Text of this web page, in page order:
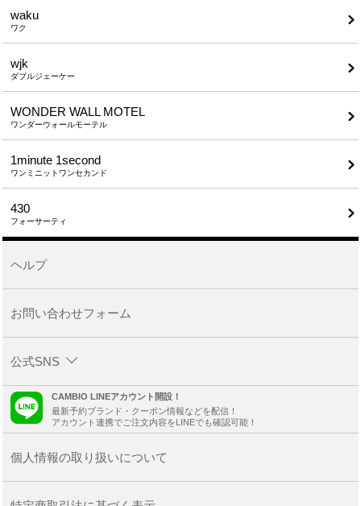
waku
ワク
wjk
ダブルジェーケー
WONDER WALL MOTEL
ワンダーウォールモーテル
1minute​ 1second
ワンミニットワンセカンド
430
フォーサーティ
ヘルプ
お問い合わせフォーム
公式SNS
CAMBIO LINEアカウント開設！
最新予約ブランド・クーポン情報などを配信！
アカウント連携でご注文内容をLINEでも確認可能！
個人情報の取り扱いについて